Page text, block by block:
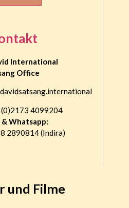
International
Office
4099204
Whatsapp:
2890814 (Indira)
und Filme